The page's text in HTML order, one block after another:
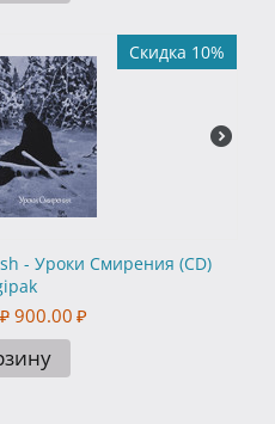
Скидка 10%
- Уроки Смирения (CD)
₽ 900.00 ₽